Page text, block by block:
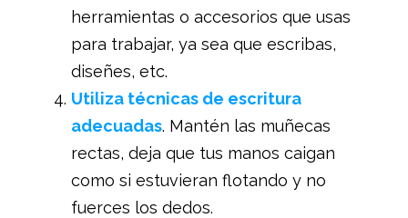
herramientas o accesorios que usas
para trabajar, ya sea que escribas,
diseñes, etc.
Utiliza técnicas de escritura
adecuadas. Mantén las muñecas
rectas, deja que tus manos caigan
como si estuvieran flotando y no
fuerces los dedos.